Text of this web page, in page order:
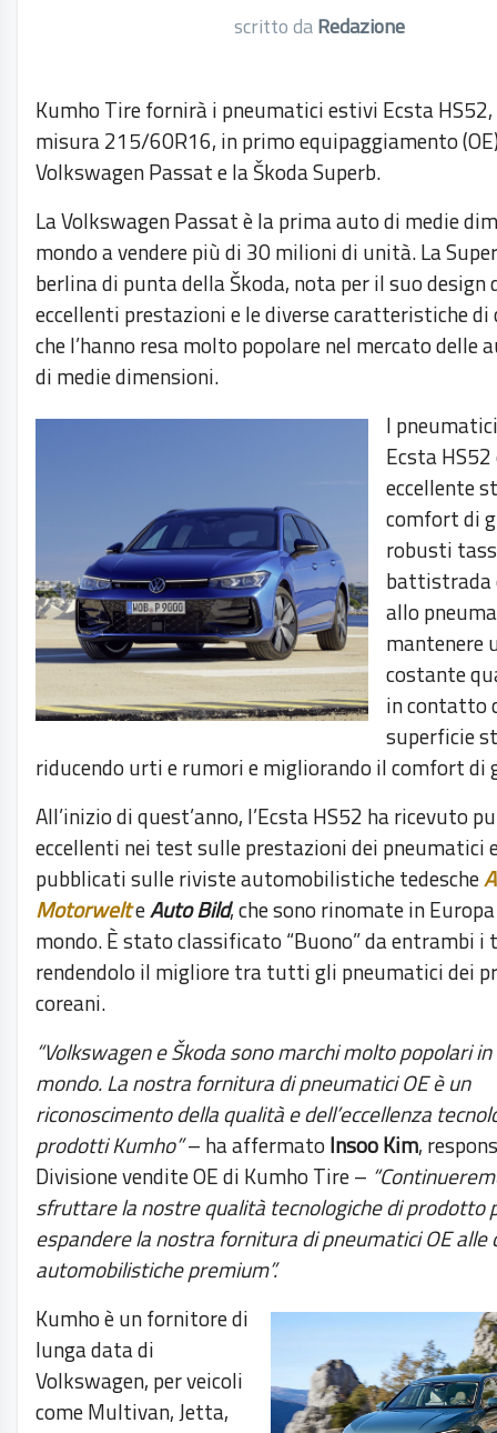
scritto daRedazione
Kumho Tire fornirà i pneumatici estivi Ecsta
misura 215/60R16, in primo equipaggiamento
Volkswagen Passat e la Škoda Superb.
La Volkswagen Passat è la prima auto di medie
mondo a vendere più di 30 milioni di unità. La
berlina di punta della Škoda, nota per il suo design
eccellenti prestazioni e le diverse caratteristiche
che l’hanno resa molto popolare nel mercato delle
di medie dimensioni.
I
Ecsta
eccellente
comfort di
robusti
battistrada
allo
mantenere
costante
in contatto
superficie
riducendo urti e rumori e migliorando il comfort di
All’inizio di quest’anno, l’Ecsta HS52 ha ricevuto
eccellenti nei test sulle prestazioni dei pneumatici
pubblicati sulle riviste automobilistiche tedesche
MotorwelteAuto Bild, che sono rinomate in
mondo. È stato classificato “Buono” da entrambi
rendendolo il migliore tra tutti gli pneumatici dei
coreani.
“Volkswagen e Škoda sono marchi molto popolari
mondo. La nostra fornitura di pneumatici OE è un
riconoscimento della qualità e dell’eccellenza
prodotti Kumho”– ha affermatoInsoo Kim,
Divisione vendite OE di Kumho Tire –
sfruttare la nostre qualità tecnologiche di prodotto
espandere la nostra fornitura di pneumatici OE alle
automobilistiche premium”.
Kumho è un fornitore di
lunga data di
Volkswagen, per veicoli
come Multivan, Jetta,